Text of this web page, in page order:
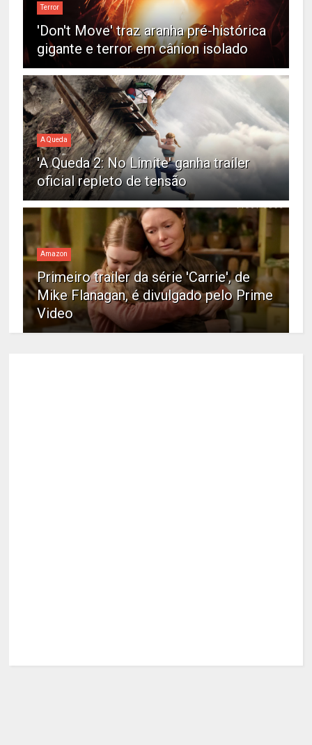
Terror
'Don't Move' traz aranha pré-histórica
gigante e terror em cânion isolado
A Queda
'A Queda 2: No Limite' ganha trailer
oficial repleto de tensão
Amazon
Primeiro trailer da série 'Carrie', de
Mike Flanagan, é divulgado pelo Prime
Video